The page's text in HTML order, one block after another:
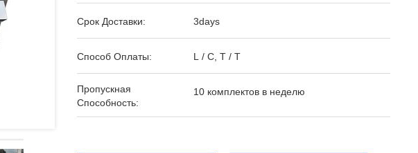
Срок Доставки: 3days
Способ Оплаты: L / C, T / T
Пропускная
Способность:
10 комплектов в неделю